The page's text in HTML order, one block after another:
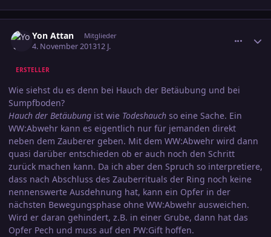
Yon Attan Mitglieder
4. November 201312 J.
ERSTELLER
Wie siehst du es denn bei Hauch der Betäubung und bei
Sumpfboden?
Hauch der Betäubung ist wie Todeshauch so eine Sache. Ein
WW:Abwehr kann es eigentlich nur für jemanden direkt
neben dem Zauberer geben. Mit dem WW:Abwehr wird dann
quasi darüber entschieden ob er auch noch den Schritt
zurück machen kann. Da ich aber den Spruch so interpretiere,
dass nach Abschluss des Zauberrituals der Ring noch keine
nennenswerte Ausdehnung hat, kann ein Opfer in der
nächsten Bewegungsphase ohne WW:Abwehr ausweichen.
Wird er daran gehindert, z.B. in einer Grube, dann hat das
Opfer Pech und muss auf den PW:Gift hoffen.